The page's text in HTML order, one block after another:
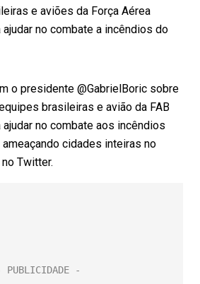
e aviões da Força Aérea
ajudar no combate a incêndios do
o presidente @GabrielBoric sobre
brasileiras e avião da FAB
no combate aos incêndios
cidades inteiras no
Twitter.